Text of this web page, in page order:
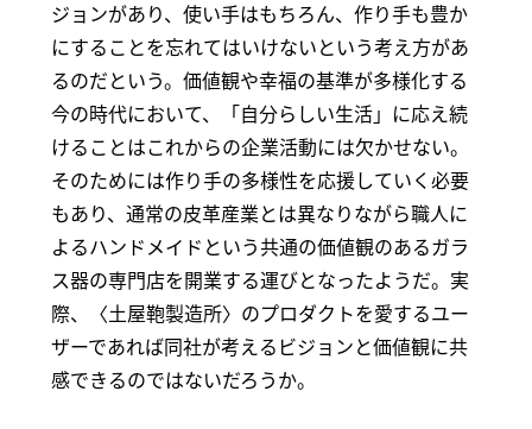
ジョンがあり、使い手はもちろん、作り手も豊か
にすることを忘れてはいけないという考え方があ
るのだという。価値観や幸福の基準が多様化する
今の時代において、「自分らしい生活」に応え続
けることはこれからの企業活動には欠かせない。
そのためには作り手の多様性を応援していく必要
もあり、通常の皮革産業とは異なりながら職人に
よるハンドメイドという共通の価値観のあるガラ
ス器の専門店を開業する運びとなったようだ。実
際、〈土屋鞄製造所〉のプロダクトを愛するユー
ザーであれば同社が考えるビジョンと価値観に共
感できるのではないだろうか。